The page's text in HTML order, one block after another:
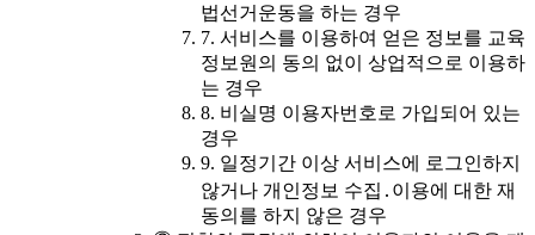
법선거운동을 하는 경우
7. 서비스를 이용하여 얻은 정보를 교육
정보원의 동의 없이 상업적으로 이용하
는 경우
8. 비실명 이용자번호로 가입되어 있는
경우
9. 일정기간 이상 서비스에 로그인하지
않거나 개인정보 수집․이용에 대한 재
동의를 하지 않은 경우